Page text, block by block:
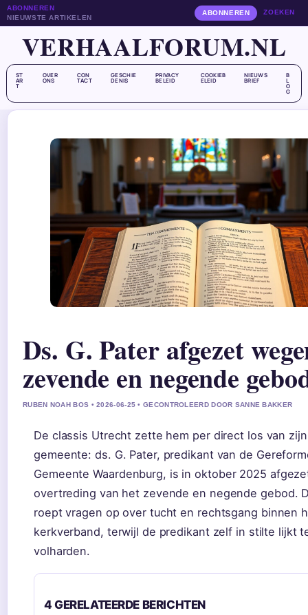
ABONNEREN
NIEUWSTE ARTIKELEN
ABONNEREN ZOEKEN
VERHAALFORUM.NL
ST
AR
T
OVER
ONS
CON
TACT
GESCHIE
DENIS
PRIVACY
BELEID
COOKIEB
ELEID
NIEUWS
BRIEF
B
L
O
G
Ds. G. Pater afgezet
zevende en negende
RUBEN NOAH BOS • 2026-06-25 • GECONTROLEERD DOOR SANNE BAKKER
De classis Utrecht zette hem per direct los van zijn
gemeente: ds. G. Pater, predikant van de
Gemeente Waardenburg, is in oktober 2025
overtreding van het zevende en negende gebod.
roept vragen op over tucht en rechtsgang binnen
kerkverband, terwijl de predikant zelf in stilte lijkt
volharden.
4 GERELATEERDE BERICHTEN